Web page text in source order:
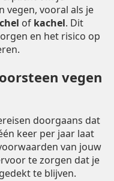
vegen, vooral als je
of kachel. Dit
en het risico op
vegen
doorgaans dat
keer per jaar laat
van jouw
te zorgen dat je
te blijven.